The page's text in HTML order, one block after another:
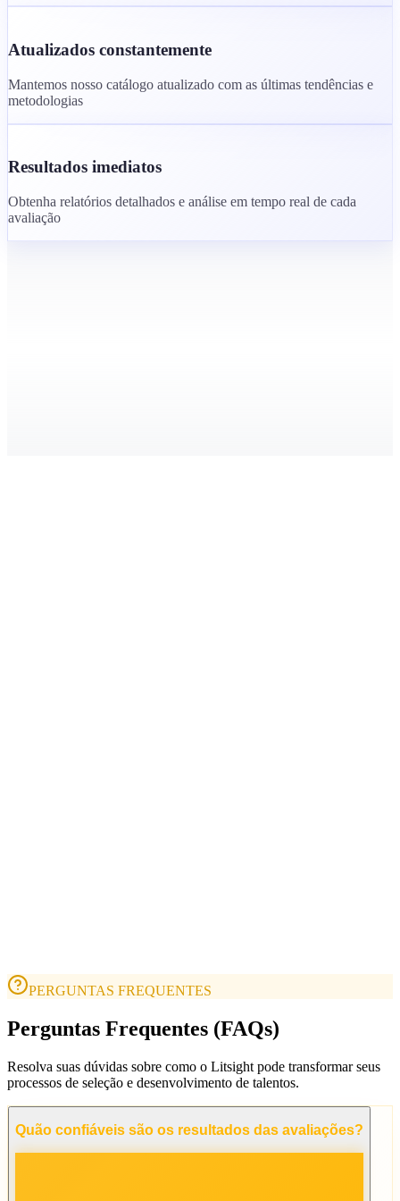
Atualizados constantemente
Mantemos nosso catálogo atualizado com as últimas tendências e
metodologias
Resultados imediatos
Obtenha relatórios detalhados e análise em tempo real de cada
avaliação
PERGUNTAS FREQUENTES
Perguntas Frequentes (FAQs)
Resolva suas dúvidas sobre como o Litsight pode transformar seus
processos de seleção e desenvolvimento de talentos.
Quão confiáveis são os resultados das avaliações?